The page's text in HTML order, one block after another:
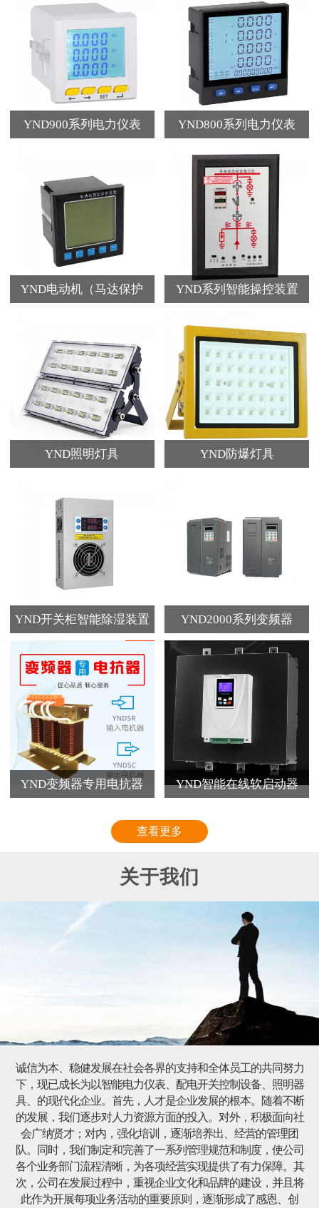
YND900系列电力仪表 YND800系列电力仪表
YND电动机（马达保护 YND系列智能操控装置
YND照明灯具 YND防爆灯具
YND开关柜智能除湿装置 YND2000系列变频器
YND变频器专用电抗器 YND智能在线软启动器
查看更多
关于我们
诚信为本、稳健发展在社会各界的支持和全体员工的共同努力
下，现已成长为以智能电力仪表、配电开关控制设备、照明器
具、的现代化企业。首先，人才是企业发展的根本。随着不断
的发展，我们逐步对人力资源方面的投入。对外，积极面向社
会广纳贤才；对内，强化培训，逐渐培养出、经营的管理团
队。同时，我们制定和完善了一系列管理规范和制度，使公司
各个业务部门流程清晰，为各项经营实现提供了有力保障。其
次，公司在发展过程中，重视企业文化和品牌的建设，并且将
此作为开展每项业务活动的重要原则，逐渐形成了感恩、创